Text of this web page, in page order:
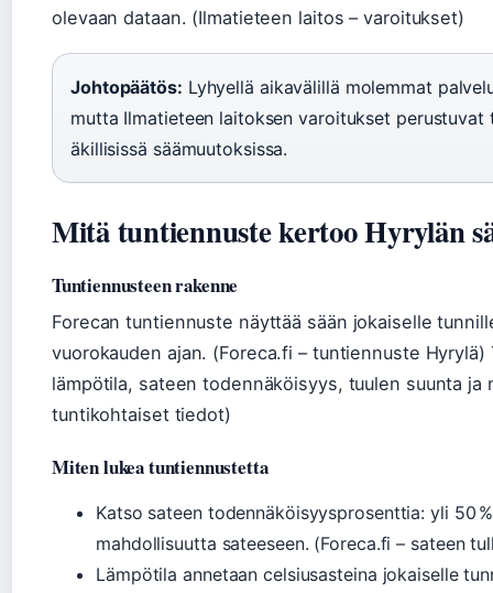
olevaan dataan. (Ilmatieteen laitos – varoitukset)
Johtopäätös: Lyhyellä aikavälillä molemmat
mutta Ilmatieteen laitoksen varoitukset perustuvat
äkillisissä säämuutoksissa.
Mitä tuntiennuste kertoo Hyrylän
Tuntiennusteen rakenne
Forecan tuntiennuste näyttää sään jokaiselle
vuorokauden ajan. (Foreca.fi – tuntiennuste Hyrylä)
lämpötila, sateen todennäköisyys, tuulen suunta ja
tuntikohtaiset tiedot)
Miten lukea tuntiennustetta
Katso sateen todennäköisyysprosenttia: yli 50
mahdollisuutta sateeseen. (Foreca.fi – sateen
Lämpötila annetaan celsiusasteina jokaiselle